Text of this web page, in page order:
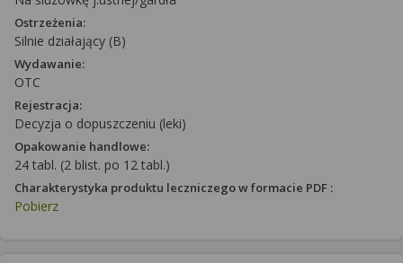
Ostrzeżenia:
Silnie działający (B)
Wydawanie:
OTC
Rejestracja:
Decyzja o dopuszczeniu (leki)
Opakowanie handlowe:
24 tabl. (2 blist. po 12 tabl.)
Charakterystyka produktu leczniczego w formacie PDF :
Pobierz